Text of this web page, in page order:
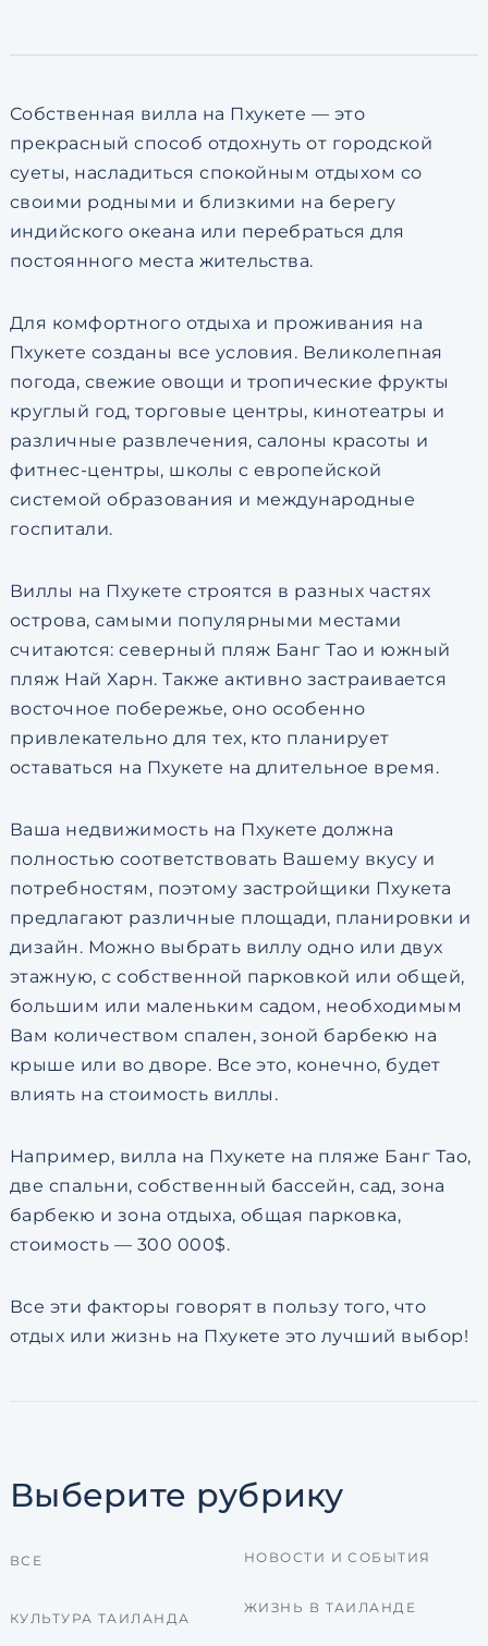
Собственная вилла на Пхукете — это
прекрасный способ отдохнуть от городской
суеты, насладиться спокойным отдыхом со
своими родными и близкими на берегу
индийского океана или перебраться для
постоянного места жительства.
Для комфортного отдыха и проживания на
Пхукете созданы все условия. Великолепная
погода, свежие овощи и тропические фрукты
круглый год, торговые центры, кинотеатры и
различные развлечения, салоны красоты и
фитнес-центры, школы с европейской
системой образования и международные
госпитали.
Виллы на Пхукете строятся в разных частях
острова, самыми популярными местами
считаются: северный пляж Банг Тао и южный
пляж Най Харн. Также активно застраивается
восточное побережье, оно особенно
привлекательно для тех, кто планирует
оставаться на Пхукете на длительное время.
Ваша недвижимость на Пхукете должна
полностью соответствовать Вашему вкусу и
потребностям, поэтому застройщики Пхукета
предлагают различные площади, планировки и
дизайн. Можно выбрать виллу одно или двух
этажную, с собственной парковкой или общей,
большим или маленьким садом, необходимым
Вам количеством спален, зоной барбекю на
крыше или во дворе. Все это, конечно, будет
влиять на стоимость виллы.
Например, вилла на Пхукете на пляже Банг Тао,
две спальни, собственный бассейн, сад, зона
барбекю и зона отдыха, общая парковка,
стоимость — 300 000$.
Все эти факторы говорят в пользу того, что
отдых или жизнь на Пхукете это лучший выбор!
Выберите рубрику
ВСЕ
КУЛЬТУРА ТАИЛАНДА
НОВОСТИ И СОБЫТИЯ
ЖИЗНЬ В ТАИЛАНДЕ